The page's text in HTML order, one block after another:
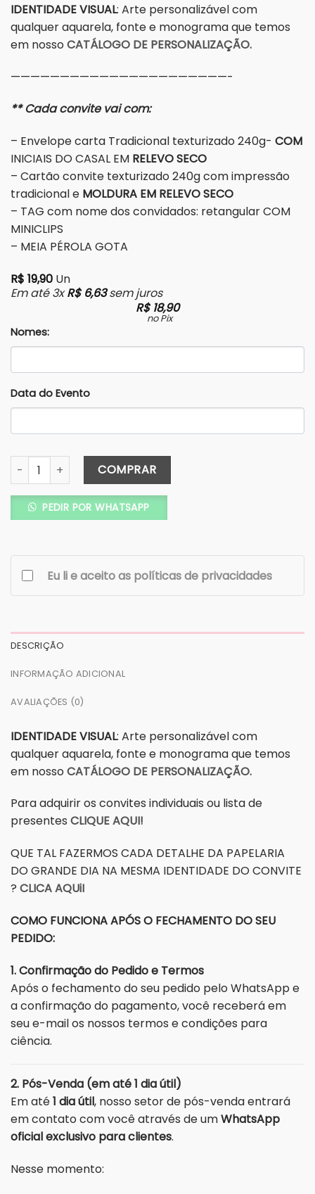
IDENTIDADE VISUAL: Arte personalizável com
qualquer aquarela, fonte e monograma que temos
em nossoCATÁLOGO DE PERSONALIZAÇÃO.
——————————————————————-
** Cada convite vai com:
– Envelope carta Tradicional texturizado 240g- COM
INICIAIS DO CASAL EM RELEVO SECO
– Cartão convite texturizado 240g com impressão
tradicional e MOLDURA EM RELEVO SECO
– TAG com nome dos convidados: retangular COM
MINICLIPS
– MEIA PÉROLA GOTA
R$ 19,90 Un
Em até 3xR$6,63sem juros
R$18,90
no Pix
Nomes:
Data do Evento
Convite Carta Tradicional – Texturizado - Relevo Seco -
COMPRAR
PEDIR POR WHATSAPP
Eu li e aceito as políticas de privacidades
DESCRIÇÃO
INFORMAÇÃO ADICIONAL
AVALIAÇÕES (0)
IDENTIDADE VISUAL: Arte personalizável com
qualquer aquarela, fonte e monograma que temos
em nossoCATÁLOGO DE PERSONALIZAÇÃO.
Para adquirir os convites individuais ou lista de
presentes CLIQUE AQUI!
QUE TAL FAZERMOS CADA DETALHE DA PAPELARIA
DO GRANDE DIA NA MESMA IDENTIDADE DO CONVITE
? CLICA AQUiI
COMO FUNCIONA APÓS O FECHAMENTO DO SEU
PEDIDO:
1. Confirmação do Pedido e Termos
Após o fechamento do seu pedido pelo WhatsApp e
a confirmação do pagamento, você receberá em
seu e-mail os nossos termos e condições para
ciência.
2. Pós-Venda (em até 1 dia útil)
Em até1 dia útil, nosso setor de pós-venda entrará
em contato com você através de umWhatsApp
oficial exclusivo para clientes.
Nesse momento: